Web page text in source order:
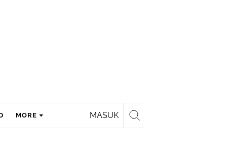
MASUK
MORE